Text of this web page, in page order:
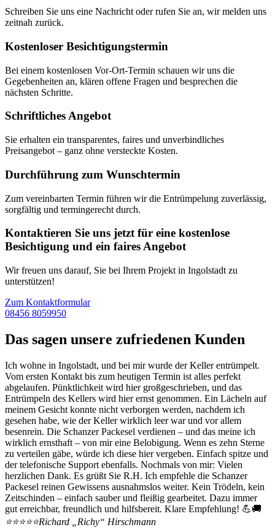
Schreiben Sie uns eine Nachricht oder rufen Sie an, wir melden uns
zeitnah zurück.
Kostenloser Besichtigungstermin
Bei einem kostenlosen Vor-Ort-Termin schauen wir uns die
Gegebenheiten an, klären offene Fragen und besprechen die
nächsten Schritte.
Schriftliches Angebot
Sie erhalten ein transparentes, faires und unverbindliches
Preisangebot – ganz ohne versteckte Kosten.
Durchführung zum Wunschtermin
Zum vereinbarten Termin führen wir die Entrümpelung zuverlässig,
sorgfältig und termingerecht durch.
Kontaktieren Sie uns jetzt für eine kostenlose
Besichtigung und ein faires Angebot
Wir freuen uns darauf, Sie bei Ihrem Projekt in Ingolstadt zu
unterstützen!
Zum Kontaktformular
08456 8059950
Das sagen unsere zufriedenen Kunden
Ich wohne in Ingolstadt, und bei mir wurde der Keller entrümpelt.
Vom ersten Kontakt bis zum heutigen Termin ist alles perfekt
abgelaufen. Pünktlichkeit wird hier großgeschrieben, und das
Entrümpeln des Kellers wird hier ernst genommen. Ein Lächeln auf
meinem Gesicht konnte nicht verborgen werden, nachdem ich
gesehen habe, wie der Keller wirklich leer war und vor allem
besenrein. Die Schanzer Packesel verdienen – und das meine ich
wirklich ernsthaft – von mir eine Belobigung. Wenn es zehn Sterne
zu verteilen gäbe, würde ich diese hier vergeben. Einfach spitze und
der telefonische Support ebenfalls. Nochmals von mir: Vielen
herzlichen Dank. Es grüßt Sie R.H. Ich empfehle die Schanzer
Packesel reinen Gewissens ausnahmslos weiter. Kein Trödeln, kein
Zeit­schinden – einfach sauber und fleißig gearbeitet. Dazu immer
gut erreichbar, freundlich und hilfsbereit. Klare Empfehlung! 💪🚚
⭐⭐⭐⭐⭐Richard „Richy“ Hirschmann